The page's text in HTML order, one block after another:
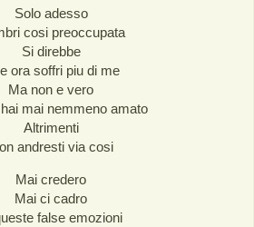
Solo adesso
cosi preoccupata
Si direbbe
ora soffri piu di me
Ma non e vero
mai nemmeno amato
Altrimenti
andresti via cosi
Mai credero
Mai ci cadro
false emozioni